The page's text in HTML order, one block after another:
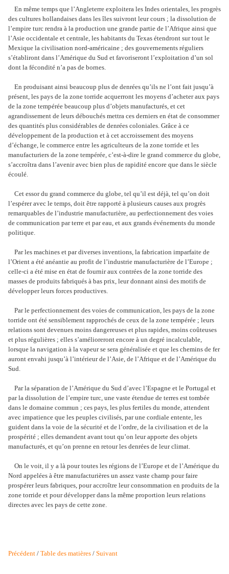
En même temps que l’Angleterre exploitera les Indes orientales, les progrès
des cultures hollandaises dans les îles suivront leur cours ; la dissolution de
l’empire turc rendra à la production une grande partie de l’Afrique ainsi que
l’Asie occidentale et centrale, les habitants du Texas étendront sur tout le
Mexique la civilisation nord-américaine ; des gouvernements réguliers
s’établiront dans l’Amérique du Sud et favoriseront l’exploitation d’un sol
dont la fécondité n’a pas de bornes.
En produisant ainsi beaucoup plus de denrées qu’ils ne l’ont fait jusqu’à
présent, les pays de la zone torride acquerront les moyens d’acheter aux pays
de la zone tempérée beaucoup plus d’objets manufacturés, et cet
agrandissement de leurs débouchés mettra ces derniers en état de consommer
des quantités plus considérables de denrées coloniales. Grâce à ce
développement de la production et à cet accroissement des moyens
d’échange, le commerce entre les agriculteurs de la zone torride et les
manufacturiers de la zone tempérée, c’est-à-dire le grand commerce du globe,
s’accroîtra dans l’avenir avec bien plus de rapidité encore que dans le siècle
écoulé.
Cet essor du grand commerce du globe, tel qu’il est déjà, tel qu’on doit
l’espérer avec le temps, doit être rapporté à plusieurs causes aux progrès
remarquables de l’industrie manufacturière, au perfectionnement des voies
de communication par terre et par eau, et aux grands événements du monde
politique.
Par les machines et par diverses inventions, la fabrication imparfaite de
l’Orient a été anéantie au profit de l’industrie manufacturière de l’Europe ;
celle-ci a été mise en état de fournir aux contrées de la zone torride des
masses de produits fabriqués à bas prix, leur donnant ainsi des motifs de
développer leurs forces productives.
Par le perfectionnement des voies de communication, les pays de la zone
torride ont été sensiblement rapprochés de ceux de la zone tempérée ; leurs
relations sont devenues moins dangereuses et plus rapides, moins coûteuses
et plus régulières ; elles s’amélioreront encore à un degré incalculable,
lorsque la navigation à la vapeur se sera généralisée et que les chemins de fer
auront envahi jusqu’à l’intérieur de l’Asie, de l’Afrique et de l’Amérique du
Sud.
Par la séparation de l’Amérique du Sud d’avec l’Espagne et le Portugal et
par la dissolution de l’empire turc, une vaste étendue de terres est tombée
dans le domaine commun ; ces pays, les plus fertiles du monde, attendent
avec impatience que les peuples civilisés, par une cordiale entente, les
guident dans la voie de la sécurité et de l’ordre, de la civilisation et de la
prospérité ; elles demandent avant tout qu’on leur apporte des objets
manufacturés, et qu’on prenne en retour les denrées de leur climat.
On le voit, il y a là pour toutes les régions de l’Europe et de l’Amérique du
Nord appelées à être manufacturières un assez vaste champ pour faire
prospérer leurs fabriques, pour accroître leur consommation en produits de la
zone torride et pour développer dans la même proportion leurs relations
directes avec les pays de cette zone.
Précédent / Table des matières / Suivant